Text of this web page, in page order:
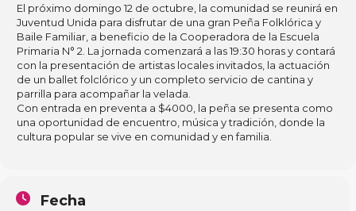
El próximo domingo 12 de octubre, la comunidad se reunirá en
Juventud Unida para disfrutar de una gran Peña Folklórica y
Baile Familiar, a beneficio de la Cooperadora de la Escuela
Primaria N° 2. La jornada comenzará a las 19:30 horas y contará
con la presentación de artistas locales invitados, la actuación
de un ballet folclórico y un completo servicio de cantina y
parrilla para acompañar la velada.
Con entrada en preventa a $4000, la peña se presenta como
una oportunidad de encuentro, música y tradición, donde la
cultura popular se vive en comunidad y en familia.
Fecha